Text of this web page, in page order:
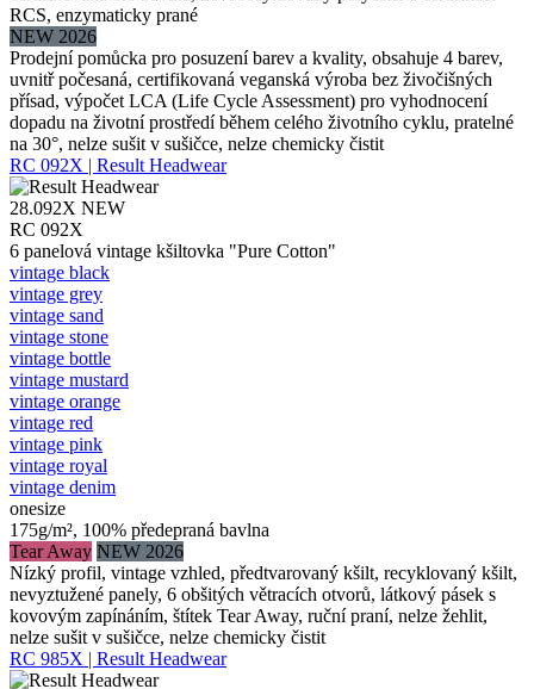
RCS, enzymaticky prané
NEW 2026
Prodejní pomůcka pro posuzení barev a kvality, obsahuje 4 barev,
uvnitř počesaná, certifikovaná veganská výroba bez živočišných
přísad, výpočet LCA (Life Cycle Assessment) pro vyhodnocení
dopadu na životní prostředí během celého životního cyklu, pratelné
na 30°, nelze sušit v sušičce, nelze chemicky čistit
RC 092X | Result Headwear
28.092X NEW
RC 092X
6 panelová vintage kšiltovka "Pure Cotton"
vintage black
vintage grey
vintage sand
vintage stone
vintage bottle
vintage mustard
vintage orange
vintage red
vintage pink
vintage royal
vintage denim
onesize
175g/m², 100% předepraná bavlna
Tear Away NEW 2026
Nízký profil, vintage vzhled, předtvarovaný kšilt, recyklovaný kšilt,
nevyztužené panely, 6 obšitých větracích otvorů, látkový pásek s
kovovým zapínáním, štítek Tear Away, ruční praní, nelze žehlit,
nelze sušit v sušičce, nelze chemicky čistit
RC 985X | Result Headwear